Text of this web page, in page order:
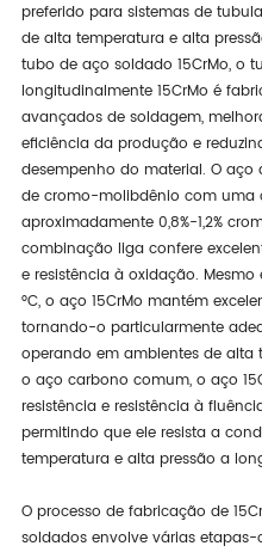
preferido para sistemas de
de alta temperatura e alta
tubo de aço soldado 15CrMo, o
longitudinalmente 15CrMo é
avançados de soldagem,
eficiência da produção e
desempenho do material. O aço
de cromo-molibdênio com uma
aproximadamente 0,8%-1,2%
combinação liga confere
e resistência à oxidação.
°C, o aço 15CrMo mantém
tornando-o particularmente
operando em ambientes de
o aço carbono comum, o aço
resistência e resistência à
permitindo que ele resista a
temperatura e alta pressão a
O processo de fabricação de
soldados envolve várias etapas-